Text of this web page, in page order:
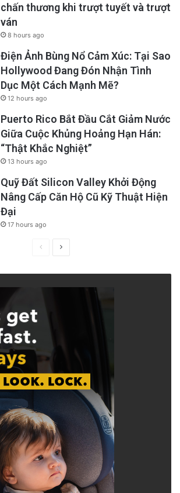
chấn thương khi trượt tuyết và trượt
ván
8 hours ago
Điện Ảnh Bùng Nổ Cảm Xúc: Tại Sao
Hollywood Đang Đón Nhận Tình
Dục Một Cách Mạnh Mẽ?
12 hours ago
Puerto Rico Bắt Đầu Cắt Giảm Nước
Giữa Cuộc Khủng Hoảng Hạn Hán:
“Thật Khắc Nghiệt”
13 hours ago
Quỹ Đất Silicon Valley Khởi Động
Nâng Cấp Căn Hộ Cũ Kỹ Thuật Hiện
Đại
17 hours ago
PreviousNext